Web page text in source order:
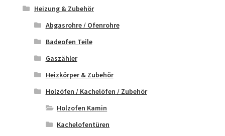
Heizung & Zubehör
Abgasrohre / Ofenrohre
Badeofen Teile
Gaszähler
Heizkörper & Zubehör
Holzöfen / Kachelöfen / Zubehör
Holzofen Kamin
Kachelofentüren